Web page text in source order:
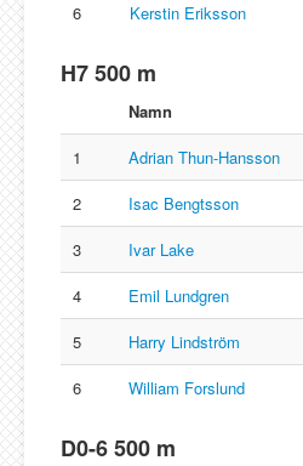
6
Kerstin Eriksson
H7 500 m
Namn
1
Adrian Thun-Hansson
2
Isac Bengtsson
3
Ivar Lake
4
Emil Lundgren
5
Harry Lindström
6
William Forslund
D0-6 500 m